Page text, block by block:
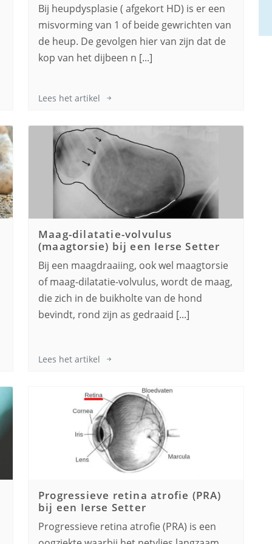
Bij heupdysplasie ( afgekort HD) is er een
misvorming van 1 of beide gewrichten van
de heup. De gevolgen hier van zijn dat de
kop van het dijbeen n [...]
Lees het artikel
Maag-dilatatie-volvulus
(maagtorsie) bij een Ierse Setter
Bij een maagdraaiing, ook wel maagtorsie
of maag-dilatatie-volvulus, wordt de maag,
die zich in de buikholte van de hond
bevindt, rond zijn as gedraaid [...]
Lees het artikel
Progressieve retina atrofie (PRA)
bij een Ierse Setter
Progressieve retina atrofie (PRA) is een